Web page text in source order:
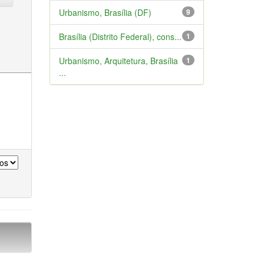
9
Urbanismo, Brasília (DF)
1
Brasília (Distrito Federal), cons...
1
Urbanismo, Arquitetura, Brasília
...